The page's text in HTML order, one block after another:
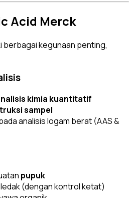
Acid Merck
berbagai kegunaan penting,
kimia kuantitatif
sampel
analisis logam berat (AAS &
pupuk
(dengan kontrol ketat)